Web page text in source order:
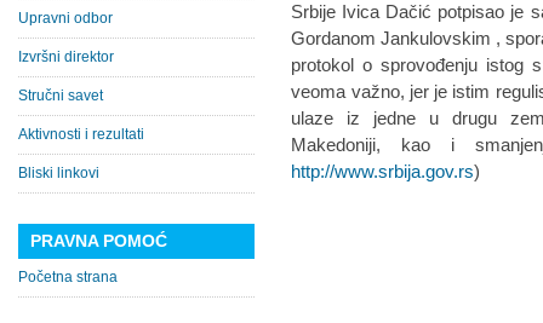
Srbije Ivica Dačić potpisao je
Gordanom Jankulovskim ,
protokol o sprovođenju istog
veoma važno, jer je istim
ulaze iz jedne u drugu
Makedoniji, kao i
http://www.srbija.gov.rs)
Upravni odbor
Izvršni direktor
Stručni savet
Aktivnosti i rezultati
Bliski linkovi
PRAVNA POMOĆ
Početna strana